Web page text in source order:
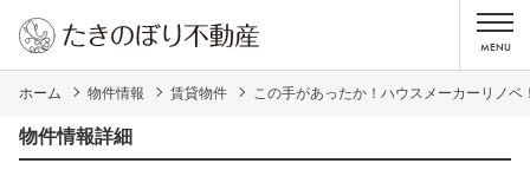
ホーム 物件情報 賃貸物件 この手があったか！ハウスメーカーリノ
物件情報詳細